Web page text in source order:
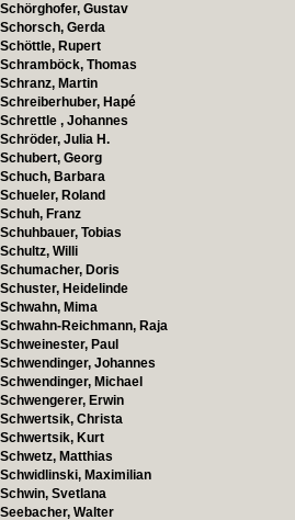
Schörghofer, Gustav
Schorsch, Gerda
Schöttle, Rupert
Schramböck, Thomas
Schranz, Martin
Schreiberhuber, Hapé
Schrettle , Johannes
Schröder, Julia H.
Schubert, Georg
Schuch, Barbara
Schueler, Roland
Schuh, Franz
Schuhbauer, Tobias
Schultz, Willi
Schumacher, Doris
Schuster, Heidelinde
Schwahn, Mima
Schwahn-Reichmann, Raja
Schweinester, Paul
Schwendinger, Johannes
Schwendinger, Michael
Schwengerer, Erwin
Schwertsik, Christa
Schwertsik, Kurt
Schwetz, Matthias
Schwidlinski, Maximilian
Schwin, Svetlana
Seebacher, Walter